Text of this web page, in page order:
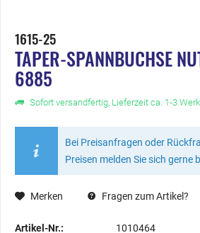
1615-25
TAPER-SPANNBUCHSE
6885
Sofort versandfertig, Lieferzeit ca. 1-3
Bei Preisanfragen oder
Preisen melden Sie sich gerne
Merken Fragen zum Artikel?
Artikel-Nr.: 1010464